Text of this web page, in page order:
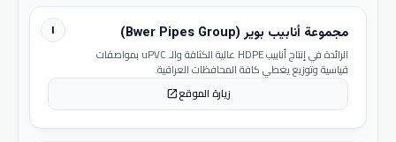
١ مجموعة أنابيب بوير (Bwer Pipes Group)
الرائدة في إنتاج أنابيب HDPE عالية الكثافة والـ uPVC بمواصفات
قياسية وتوزيع يغطي كافة المحافظات العراقية.
زيارة الموقعopen_in_new